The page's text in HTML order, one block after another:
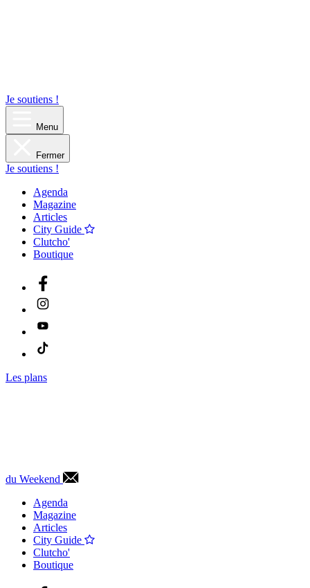
Je soutiens !
Menu
Fermer
Je soutiens !
Agenda
Magazine
Articles
City Guide
Clutcho'
Boutique
Les plans
du Weekend
Agenda
Magazine
Articles
City Guide
Clutcho'
Boutique